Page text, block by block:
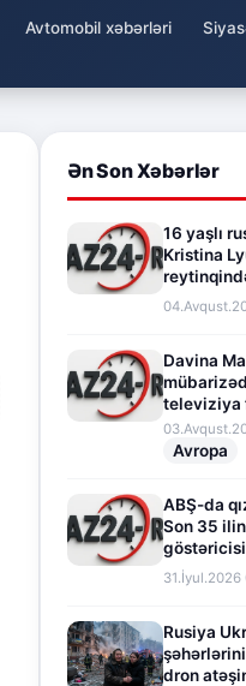
Avtomobil xəbərləri
Ən Son Xəbərlər
16 yaşlı
Kristina
irəliləyişə
Davina
televiziya
fasilə verir
Avropa
ABŞ-da
Son 35
olunur
31.İyul.2026
Rusiya
dron